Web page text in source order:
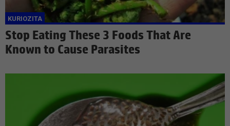
Stop Eating These 3 Foods That Are
Known to Cause Parasites